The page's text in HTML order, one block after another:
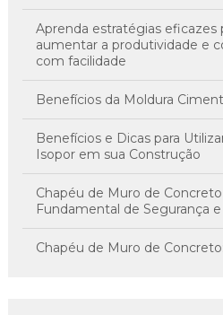
Aprenda estratégias eficazes
aumentar a produtividade e
com facilidade
Benefícios da Moldura
Benefícios e Dicas para
Isopor em sua Construção
Chapéu de Muro de
Fundamental de Segurança
Chapéu de Muro de